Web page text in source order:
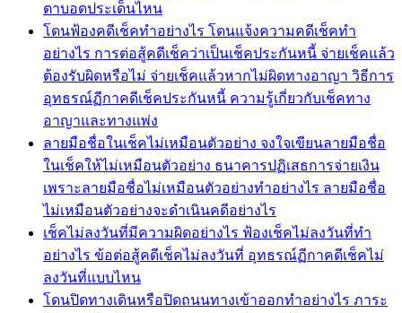
ตาบอดประเด็นไหน
โดนฟ้องคดีเช็คทำอย่างไร โดนแจ้งความคดีเช็คทำ
อย่างไร การต่อสู้คดีเช็คว่าเป็นเช็คประกันหนี้ จ่ายเช็คแล้ว
ต้องรับผิดหรือไม่ จ่ายเช็คแล้วหากไม่ผิดทางอาญา วิธีการ
อุทธรณ์ฏีกาคดีเช็คประกันหนี้ ความรู้เกี่ยวกับเช็คทาง
อาญาและทางแพ่ง
ลายมือชื่อในเช็คไม่เหมือนตัวอย่าง จงใจเขียนลายมือชื่อ
ในเช็คให้ไม่เหมือนตัวอย่าง ธนาคารปฏิเสธการจ่ายเงิน
เพราะลายมือชื่อไม่เหมือนตัวอย่างทำอย่างไร ลายมือชื่อ
ไม่เหมือนตัวอย่างจะดำเนินคดีอย่างไร
เช็คไม่ลงวันที่มีความผิดอย่างไร ฟ้องเช็คไม่ลงวันที่ทำ
อย่างไร ข้อต่อสู้คดีเช็คไม่ลงวันที่ อุทธรณ์ฏีกาคดีเช็คไม่
ลงวันที่แบบไหน
โดนปิดทางเดินหรือปิดถนนทางเข้าออกทำอย่างไร ภาระ